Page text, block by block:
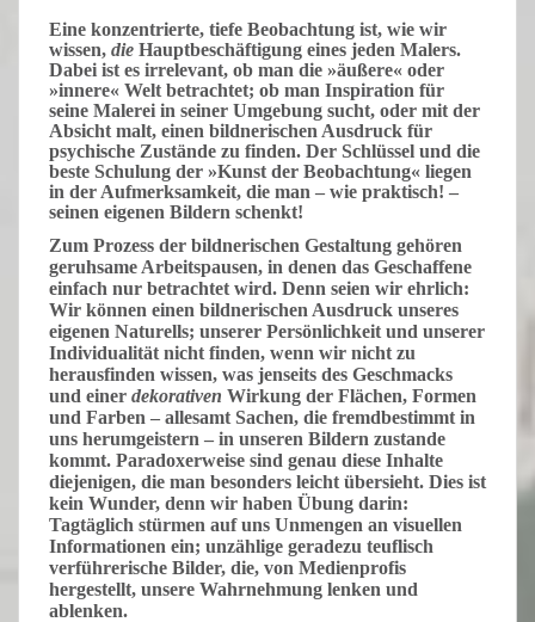
Eine konzentrierte, tiefe Beobachtung ist, wie wir
wissen, die Hauptbeschäftigung eines jeden Malers.
Dabei ist es irrelevant, ob man die »äußere« oder
»innere« Welt betrachtet; ob man Inspiration für
seine Malerei in seiner Umgebung sucht, oder mit der
Absicht malt, einen bildnerischen Ausdruck für
psychische Zustände zu finden. Der Schlüssel und die
beste Schulung der »Kunst der Beobachtung« liegen
in der Aufmerksamkeit, die man – wie praktisch! –
seinen eigenen Bildern schenkt!
Zum Prozess der bildnerischen Gestaltung gehören
geruhsame Arbeitspausen, in denen das Geschaffene
einfach nur betrachtet wird. Denn seien wir ehrlich:
Wir können einen bildnerischen Ausdruck unseres
eigenen Naturells; unserer Persönlichkeit und unserer
Individualität nicht finden, wenn wir nicht zu
herausfinden wissen, was jenseits des Geschmacks
und einer dekorativen Wirkung der Flächen, Formen
und Farben – allesamt Sachen, die fremdbestimmt in
uns herumgeistern – in unseren Bildern zustande
kommt. Paradoxerweise sind genau diese Inhalte
diejenigen, die man besonders leicht übersieht. Dies ist
kein Wunder, denn wir haben Übung darin:
Tagtäglich stürmen auf uns Unmengen an visuellen
Informationen ein; unzählige geradezu teuflisch
verführerische Bilder, die, von Medienprofis
hergestellt, unsere Wahrnehmung lenken und
ablenken.